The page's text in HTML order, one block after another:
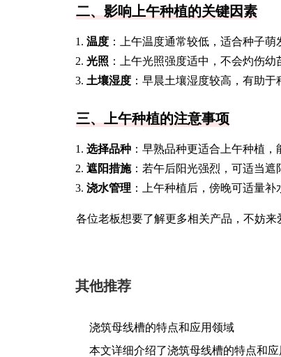
二、影响上午种植的关键因素
温度 ：上午温度通常较低，适合种子
光照 ：上午光照强度适中，不会灼伤幼
土壤湿度 ：早晨土壤湿度较高，有助于
三、上午种植的注意事项
选择品种 ：早熟品种更适合上午种植，
遮阳措施：若午后阳光强烈，可适当遮
浇水管理 ：上午种植后，傍晚可适量补
各位老板想要了解更多相关产品，不妨
其他推荐
浇筑母线槽的特点和应用领域
本文详细介绍了浇筑母线槽的特点和